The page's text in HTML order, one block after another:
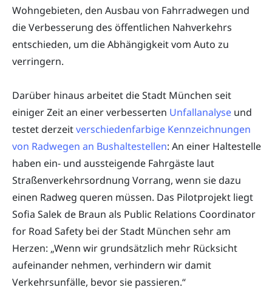
Wohngebieten, den Ausbau von Fahrradwegen und
die Verbesserung des öffentlichen Nahverkehrs
entschieden, um die Abhängigkeit vom Auto zu
verringern.
Darüber hinaus arbeitet die Stadt München seit
einiger Zeit an einer verbesserten Unfallanalyse und
testet derzeitverschiedenfarbige Kennzeichnungen
von Radwegen an Bushaltestellen: An einer Haltestelle
haben ein- und aussteigende Fahrgäste laut
Straßenverkehrsordnung Vorrang, wenn sie dazu
einen Radweg queren müssen. Das Pilotprojekt liegt
Sofia Salek de Braun als Public Relations Coordinator
for Road Safety bei der Stadt München sehr am
Herzen: „Wenn wir grundsätzlich mehr Rücksicht
aufeinander nehmen, verhindern wir damit
Verkehrsunfälle, bevor sie passieren.“